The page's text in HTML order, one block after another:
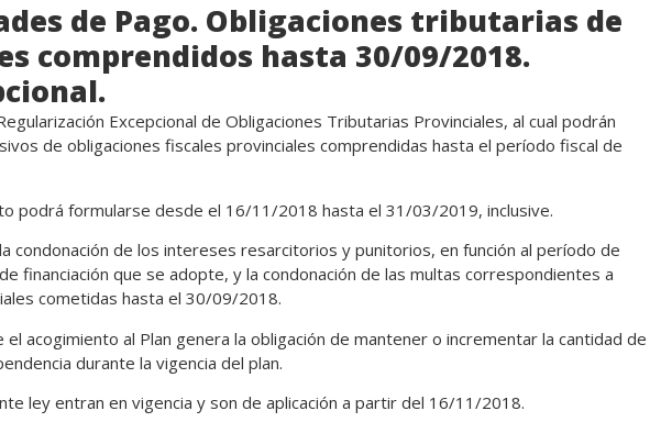
de Pago. Obligaciones tributarias de
comprendidos hasta 30/09/2018.
Excepcional de Obligaciones Tributarias Provinciales, al cual podrán
de obligaciones fiscales provinciales comprendidas hasta el período fiscal de
podrá formularse desde el 16/11/2018 hasta el 31/03/2019, inclusive.
condonación de los intereses resarcitorios y punitorios, en función al período de
financiación que se adopte, y la condonación de las multas correspondientes a
cometidas hasta el 30/09/2018.
acogimiento al Plan genera la obligación de mantener o incrementar la cantidad de
durante la vigencia del plan.
ley entran en vigencia y son de aplicación a partir del 16/11/2018.